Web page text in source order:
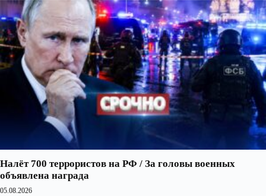
Налёт 700 террористов на РФ / За головы военных
объявлена награда
05.08.2026